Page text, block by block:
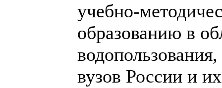
учебно-
образованию в
вузов России и